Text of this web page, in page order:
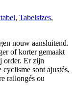
, Tabelsizes,
nouw aansluitend.
of korter gemaakt
order. Er zijn
cyclisme sont ajustés,
rallongés ou